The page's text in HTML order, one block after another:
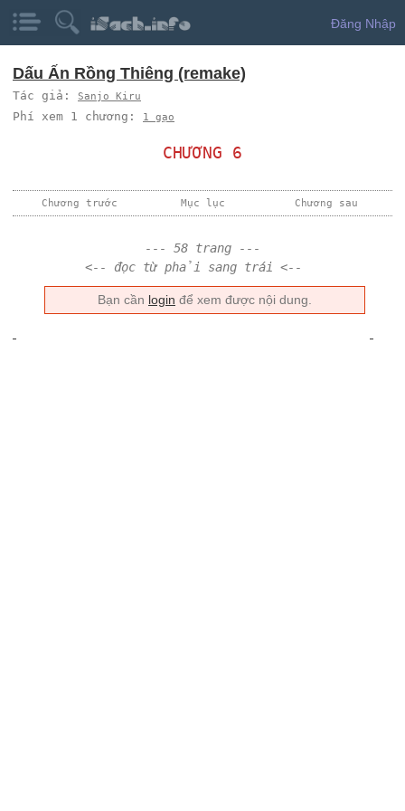
Đăng Nhập
Dấu Ấn Rồng Thiêng (remake)
Tác giả: Sanjo Kiru
Phí xem 1 chương: 1 gạo
CHƯƠNG 6
Chương trước Mục lục Chương sau
--- 58 trang ---
<-- đọc từ phải sang trái <--
Bạn cần login để xem được nội dung.